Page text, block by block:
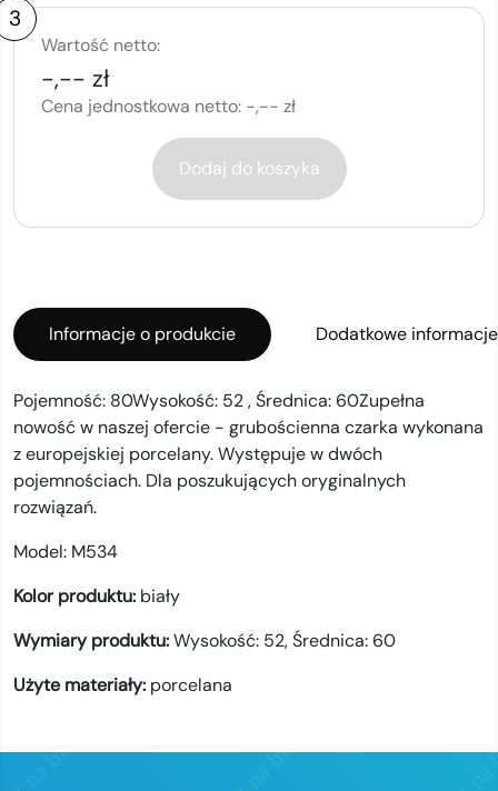
3
Wartość netto:
-,-- zł
Cena jednostkowa netto: -,-- zł
Dodaj do koszyka
Informacje o produkcie Dodatkowe informacje
Pojemność: 80Wysokość: 52 , Średnica: 60Zupełna
nowość w naszej ofercie - grubościenna czarka wykonana
z europejskiej porcelany. Występuje w dwóch
pojemnościach. Dla poszukujących oryginalnych
rozwiązań.
Model: M534
Kolor produktu: biały
Wymiary produktu:Wysokość: 52, Średnica: 60
Użyte materiały: porcelana